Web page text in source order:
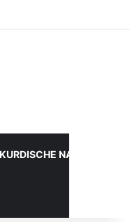
KURDISCHE